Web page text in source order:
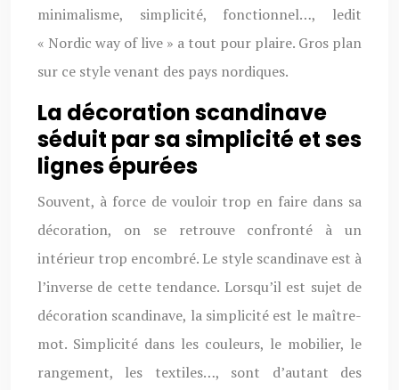
minimalisme, simplicité, fonctionnel…, ledit
« Nordic way of live » a tout pour plaire. Gros plan
sur ce style venant des pays nordiques.
La décoration scandinave
séduit par sa simplicité et ses
lignes épurées
Souvent, à force de vouloir trop en faire dans sa
décoration, on se retrouve confronté à un
intérieur trop encombré. Le style scandinave est à
l’inverse de cette tendance. Lorsqu’il est sujet de
décoration scandinave, la simplicité est le maître-
mot. Simplicité dans les couleurs, le mobilier, le
rangement, les textiles…, sont d’autant des